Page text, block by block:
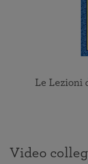
Le Lezioni
Video